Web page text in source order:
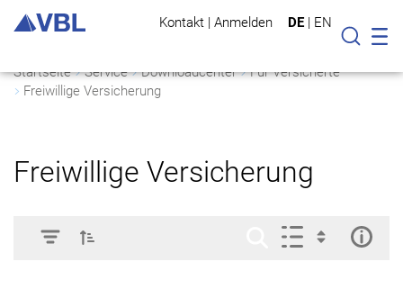
Kontakt | Anmelden DE | EN
Suche
Startseite Service Downloadcenter
Für Versicherte
Freiwillige Versicherung
Freiwillige Versicherung